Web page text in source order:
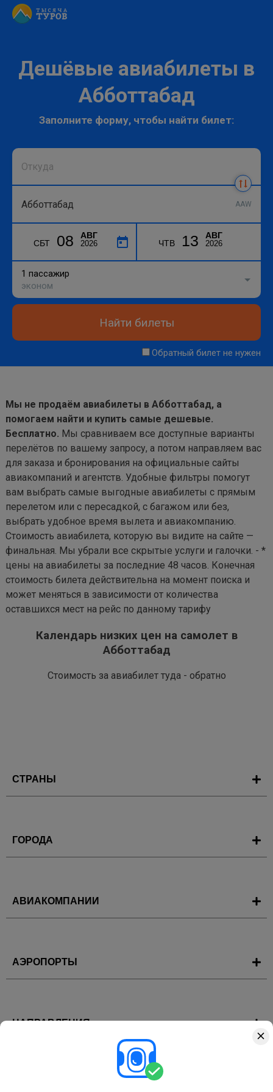
Дешёвые авиабилеты в
Абботтабад
Заполните форму, чтобы найти билет:
AAW
СБТ 08 АВГ
2026 ЧТВ 13 АВГ
2026
1 пассажир
эконом
Найти билеты
Обратный билет не нужен
Мы не продаём авиабилеты в Абботтабад, а
помогаем найти и купить самые дешевые.
Бесплатно. Мы сравниваем все доступные варианты
перелётов по вашему запросу, а потом направляем вас
для заказа и бронирования на официальные сайты
авиакомпаний и агентств. Удобные фильтры помогут
вам выбрать самые выгодные авиабилеты с прямым
перелетом или с пересадкой, с багажом или без,
выбрать удобное время вылета и авиакомпанию.
Стоимость авиабилета, которую вы видите на сайте —
финальная. Мы убрали все скрытые услуги и галочки. - *
цены на авиабилеты за последние 48 часов. Конечная
стоимость билета действительна на момент поиска и
может меняться в зависимости от количества
оставшихся мест на рейс по данному тарифу
Календарь низких цен на самолет в
Абботтабад
Стоимость за авиабилет туда - обратно
СТРАНЫ
ГОРОДА
АВИАКОМПАНИИ
АЭРОПОРТЫ
НАПРАВЛЕНИЯ